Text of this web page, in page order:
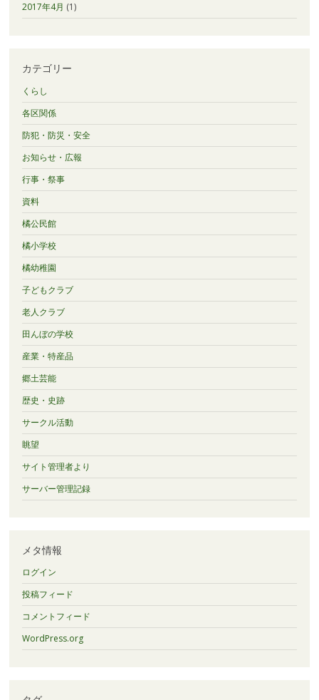
2017年4月 (1)
カテゴリー
くらし
各区関係
防犯・防災・安全
お知らせ・広報
行事・祭事
資料
橘公民館
橘小学校
橘幼稚園
子どもクラブ
老人クラブ
田んぼの学校
産業・特産品
郷土芸能
歴史・史跡
サークル活動
眺望
サイト管理者より
サーバー管理記録
メタ情報
ログイン
投稿フィード
コメントフィード
WordPress.org